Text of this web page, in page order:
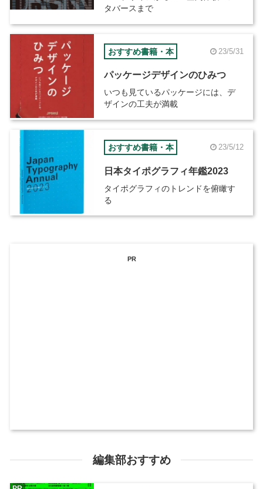
タバースまで
おすすめ書籍・本 23/5/31
パッケージデザインのひみつ
いつも見ているパッケージには、デ
ザインの工夫が満載
おすすめ書籍・本 23/5/12
日本タイポグラフィ年鑑2023
タイポグラフィのトレンドを俯瞰す
る
PR
編集部おすすめ